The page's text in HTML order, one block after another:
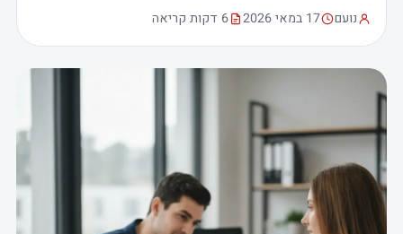
נועם 17 במאי 2026 6 דקות קריאה